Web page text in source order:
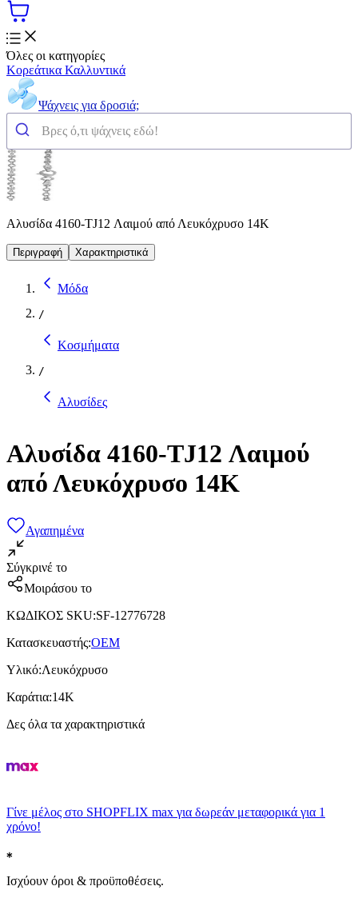
Όλες οι κατηγορίες
Κορεάτικα Καλλυντικά
Ψάχνεις για δροσιά;
Αλυσίδα 4160-TJ12 Λαιμού από Λευκόχρυσο 14K
Περιγραφή Χαρακτηριστικά
Μόδα
/
Κοσμήματα
/
Αλυσίδες
Αλυσίδα 4160-TJ12 Λαιμού
από Λευκόχρυσο 14K
Αγαπημένα
Σύγκρινέ το
Μοιράσου το
ΚΩΔΙΚΟΣ SKU:SF-12776728
Κατασκευαστής:OEM
Υλικό:Λευκόχρυσο
Καράτια:14Κ
Δες όλα τα χαρακτηριστικά
Γίνε μέλος στο SHOPFLIX max για δωρεάν μεταφορικά για 1
χρόνο!
Ισχύουν όροι & προϋποθέσεις.